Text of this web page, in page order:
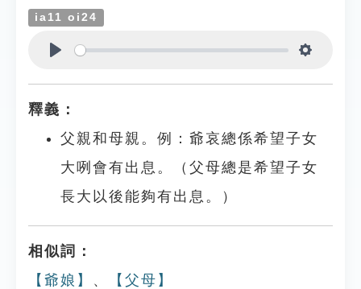
ia11 oi24
釋義：
父親和母親。例：爺哀總係希望子女
大咧會有出息。（父母總是希望子女
長大以後能夠有出息。）
相似詞：
【爺娘】 、 【父母】